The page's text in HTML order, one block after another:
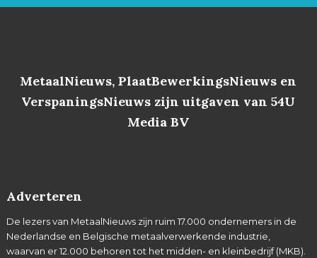
MetaalNieuws, PlaatBewerkingsNieuws en
VerspaningsNieuws zijn uitgaven van 54U
Media BV
Adverteren
De lezers van MetaalNieuws zijn ruim 17.000 ondernemers in de
Nederlandse en Belgische metaalverwerkende industrie,
waarvan er 12.000 behoren tot het midden- en kleinbedrijf (MKB).